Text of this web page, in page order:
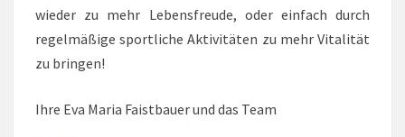
wieder zu mehr Lebensfreude, oder einfach durch
regelmäßige sportliche Aktivitäten zu mehr Vitalität
zu bringen!
Ihre Eva Maria Faistbauer und das Team